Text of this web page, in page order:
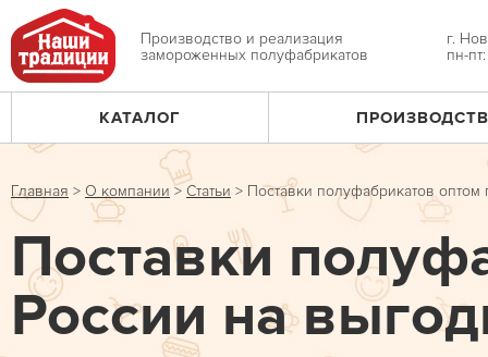
Jump
to
navigation
Производство и реализация
замороженных полуфабрикатов
г.
пн-
Главное
меню
КАТАЛОГ
Вы
здесь
Главная > О компании > Статьи > Поставки полуфабрикатов
Поставки
России на